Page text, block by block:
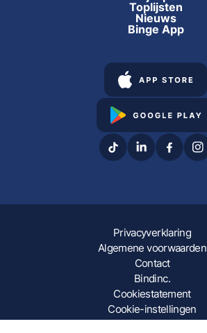
Toplijsten
Nieuws
Binge App
Privacyverklaring
Algemene voorwaarden
Contact
Bindinc.
Cookiestatement
Cookie-instellingen